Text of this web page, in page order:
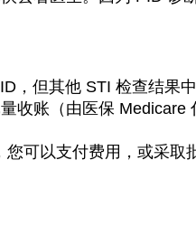
，但其他 STI 检查结果
收账（由医保
可以支付费用，或采取